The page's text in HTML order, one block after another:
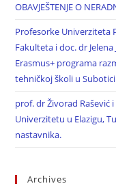
OBAVJEŠTENJE O
Profesorke Univerziteta
Fakulteta i doc. dr
Erasmus+ programa
tehničkoj školi u
prof. dr Živorad Rašević
Univerzitetu u Elazigu,
nastavnika.
Archives